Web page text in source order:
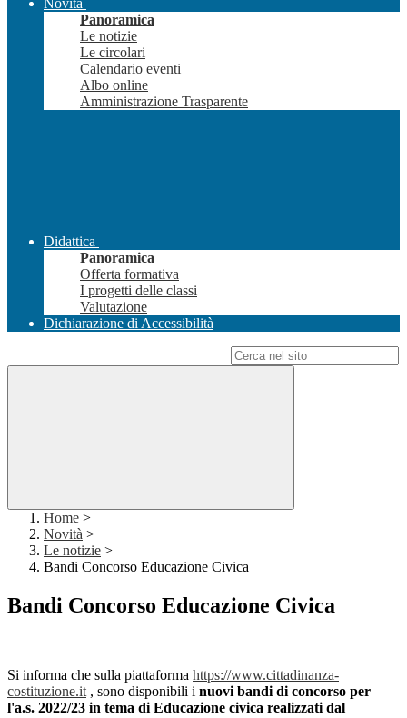
Novità
Panoramica
Le notizie
Le circolari
Calendario eventi
Albo online
Amministrazione Trasparente
Didattica
Panoramica
Offerta formativa
I progetti delle classi
Valutazione
Dichiarazione di Accessibilità
Home >
Novità >
Le notizie >
Bandi Concorso Educazione Civica
Bandi Concorso Educazione Civica
Si informa che sulla piattaforma https://www.cittadinanza-
costituzione.it , sono disponibili i nuovi bandi di concorso per
l'a.s. 2022/23 in tema di Educazione civica realizzati dal